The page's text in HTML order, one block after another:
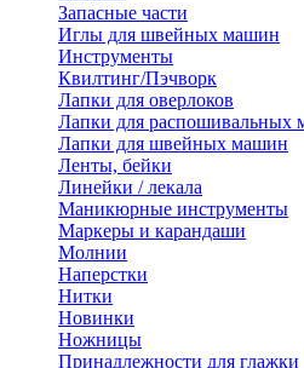
Запасные части
Иглы для швейных машин
Инструменты
Квилтинг/Пэчворк
Лапки для оверлоков
Лапки для распошивальных
Лапки для швейных машин
Ленты, бейки
Линейки / лекала
Маникюрные инструменты
Маркеры и карандаши
Молнии
Наперстки
Нитки
Новинки
Ножницы
Принадлежности для глажки